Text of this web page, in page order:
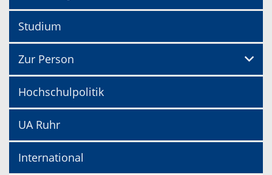
Studium
Zur Person
Hochschulpolitik
UA Ruhr
International